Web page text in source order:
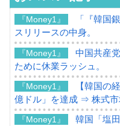
『Money1』
「『韓国
スリリースの中身。
『Money1』
中国共産
ために休業ラッシュ。
『Money1』
【韓国の
億ドル」を達成 ⇒ 株式市
『Money1』
韓国「塩